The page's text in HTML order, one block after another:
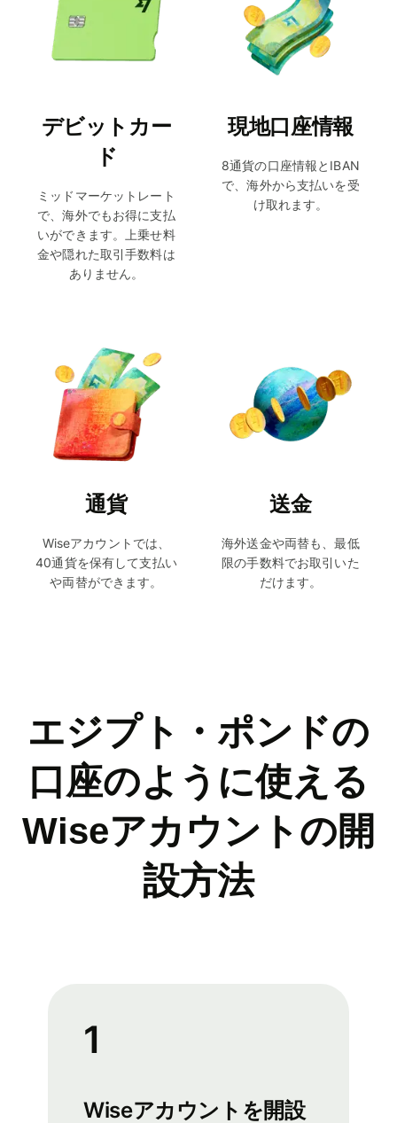
デビットカー
ド
ミッドマーケットレート
で、海外でもお得に支払
いができます。上乗せ料
金や隠れた取引手数料は
ありません。
現地口座情報
8通貨の口座情報とIBAN
で、海外から支払いを受
け取れます。
通貨
Wiseアカウントでは、
40通貨を保有して支払い
や両替ができます。
送金
海外送金や両替も、最低
限の手数料でお取引いた
だけます。
エジプト・ポンドの
口座のように使える
Wiseアカウントの開
設方法
1
Wiseアカウントを開設